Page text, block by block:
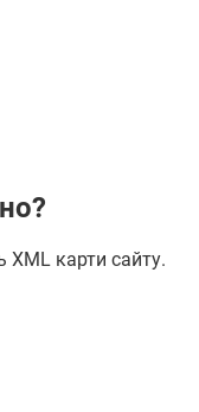
XML карти сайту.